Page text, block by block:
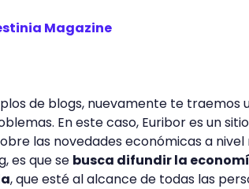
Magazine
de blogs, nuevamente te traemos
En este caso, Euribor es un
las novedades económicas a nivel
es que se busca difundir la
, que esté al alcance de todas las